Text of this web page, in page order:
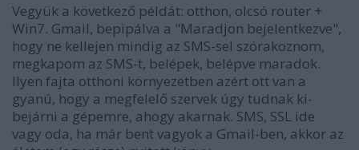
Vegyük a következő példát: otthon, olcsó router +
Win7. Gmail, bepipálva a "Maradjon bejelentkezve",
hogy ne kellejen mindig az SMS-sel szórakoznom,
megkapom az SMS-t, belépek, belépve maradok.
Ilyen fajta otthoni környezetben azért ott van a
gyanú, hogy a megfelelő szervek úgy tudnak ki-
bejárni a gépemre, ahogy akarnak. SMS, SSL ide
vagy oda, ha már bent vagyok a Gmail-ben, akkor az